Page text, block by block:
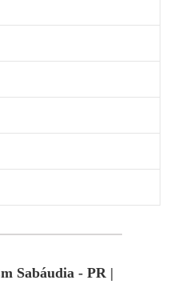
Sabáudia - PR |